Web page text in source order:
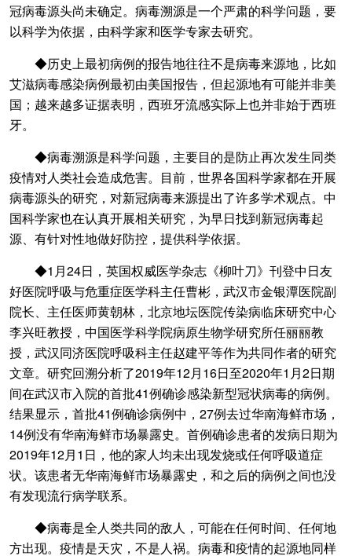
冠病毒源头尚未确定。病毒溯源是一个严肃的科学问题，要
以科学为依据，由科学家和医学专家去研究。
◆历史上最初病例的报告地往往不是病毒来源地，比如
艾滋病毒感染病例最初由美国报告，但起源地有可能并非美
国；越来越多证据表明，西班牙流感实际上也并非始于西班
牙。
◆病毒溯源是科学问题，主要目的是防止再次发生同类
疫情对人类社会造成危害。目前，世界各国科学家都在开展
病毒源头的研究，对新冠病毒来源提出了许多学术观点。中
国科学家也在认真开展相关研究，为早日找到新冠病毒起
源、有针对性地做好防控，提供科学依据。
◆1月24日，英国权威医学杂志《柳叶刀》刊登中日友
好医院呼吸与危重症医学科主任曹彬，武汉市金银潭医院副
院长、主任医师黄朝林，北京地坛医院传染病临床研究中心
李兴旺教授，中国医学科学院病原生物学研究所任丽丽教
授，武汉同济医院呼吸科主任赵建平等作为共同作者的研究
文章。研究回溯分析了2019年12月16日至2020年1月2日期
间在武汉市入院的首批41例确诊感染新型冠状病毒的病例。
结果显示，首批41例确诊病例中，27例去过华南海鲜市场，
14例没有华南海鲜市场暴露史。首例确诊患者的发病日期为
2019年12月1日，他的家人均未出现发烧或任何呼吸道症
状。该患者无华南海鲜市场暴露史，和之后的病例之间也没
有发现流行病学联系。
◆病毒是全人类共同的敌人，可能在任何时间、任何地
方出现。疫情是天灾，不是人祸。病毒和疫情的起源地同样